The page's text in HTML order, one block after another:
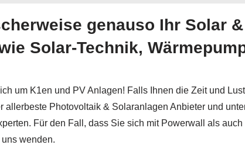
genauso Ihr Solar
Solar-Technik,
um K1en und PV Anlagen! Falls Ihnen die Zeit und
allerbeste Photovoltaik & Solaranlagen Anbieter und
Für den Fall, dass Sie sich mit Powerwall als
wenden.